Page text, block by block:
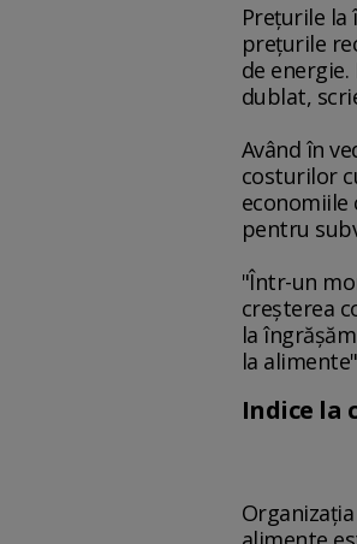
Preţurile
preţurile
de
dublat,
Având în
costurilor
economiile
pentru
"Într-un
creşterea
la
la
Indice la